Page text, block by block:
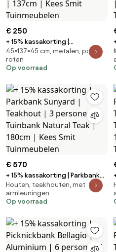
€ 250
+ 15% kassakorting |
Picknickbank Bellagio |
Aluminium/Polywood | 2
personen | Tuinbank Grijs |
45×137×45 cm, metalen, poly
rotan
Op voorraad
€ 570
+ 15% kassakorting | Parkbank
Sunyard | Teakhout | 3 personen
| Tuinbank Natural Teak | 180cm |
Kees Smit Tuinmeubelen
Houten, teakhouten, met
armleuningen
Op voorraad